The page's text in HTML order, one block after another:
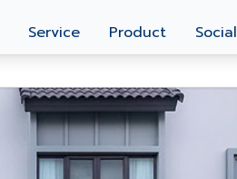
Service Product Social